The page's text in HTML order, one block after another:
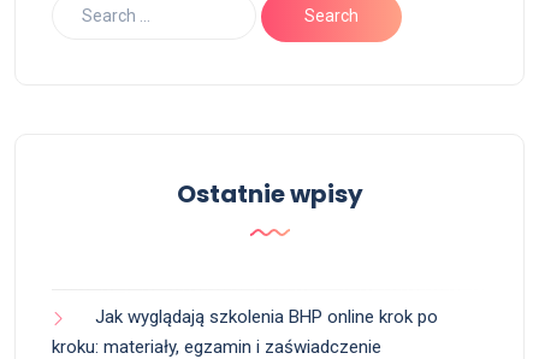
Ostatnie wpisy
Jak wyglądają szkolenia BHP online krok po
kroku: materiały, egzamin i zaświadczenie